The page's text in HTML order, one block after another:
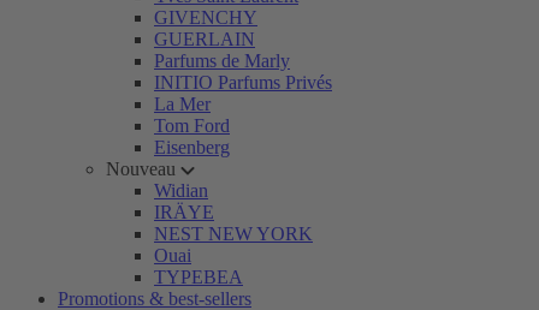
GIVENCHY
GUERLAIN
Parfums de Marly
INITIO Parfums Privés
La Mer
Tom Ford
Eisenberg
Nouveau
Widian
IRÄYE
NEST NEW YORK
Ouai
TYPEBEA
Promotions & best-sellers